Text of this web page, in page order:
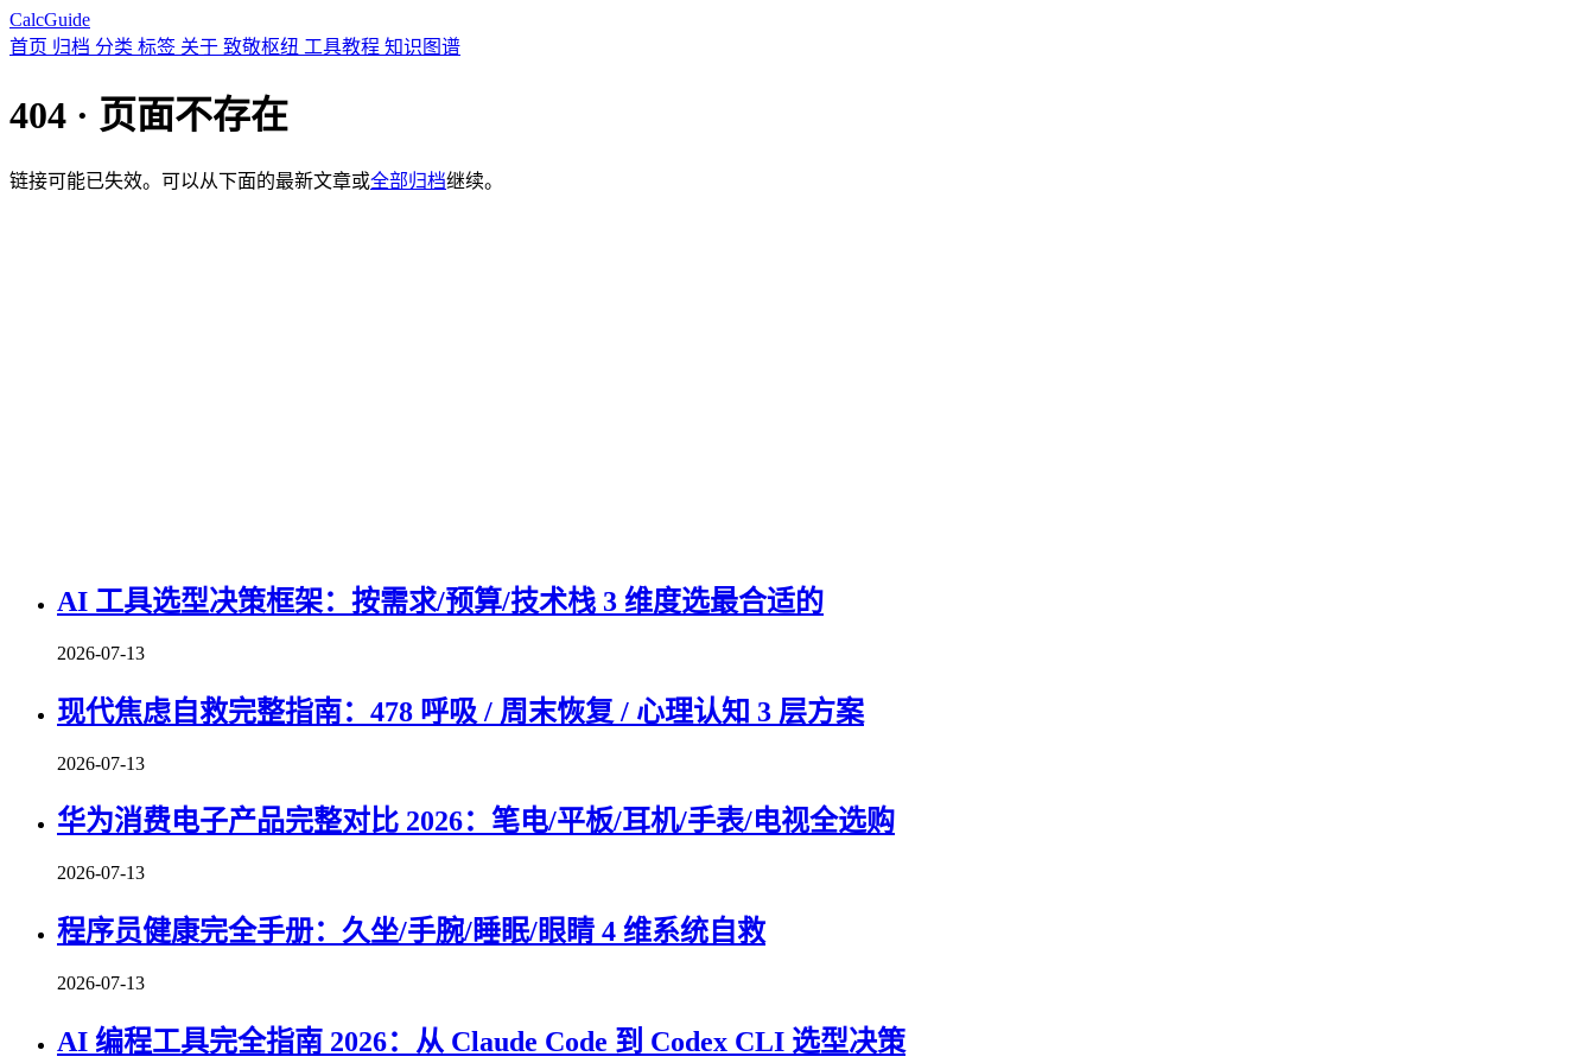
CalcGuide
首页 归档 分类 标签 关于 致敬枢纽 工具教程 知识图谱
404 · 页面不存在
链接可能已失效。可以从下面的最新文章或全部归档继续。
AI 工具选型决策框架：按需求/预算/技术栈 3 维度选最合适的
2026-07-13
现代焦虑自救完整指南：478 呼吸 / 周末恢复 / 心理认知 3 层方案
2026-07-13
华为消费电子产品完整对比 2026：笔电/平板/耳机/手表/电视全选购
2026-07-13
程序员健康完全手册：久坐/手腕/睡眠/眼睛 4 维系统自救
2026-07-13
AI 编程工具完全指南 2026：从 Claude Code 到 Codex CLI 选型决策